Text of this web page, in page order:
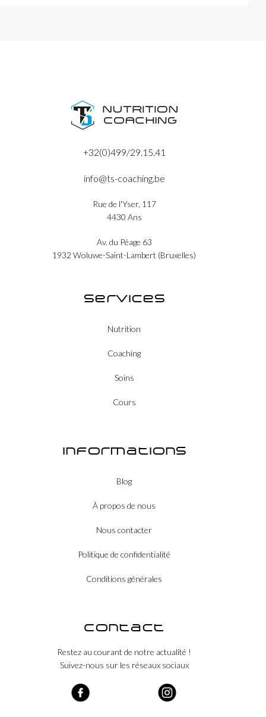
+32(0)499/29.15.41
info@ts-coaching.be
Rue de l'Yser, 117
4430 Ans
Av. du Péage 63
1932 Woluwe-Saint-Lambert (Bruxelles)
Services
Nutrition
Coaching
Soins
Cours
Informations
Blog
À propos de nous
Nous contacter
Politique de confidentialité
Conditions générales
Contact
Restez au courant de notre actualité !
Suivez-nous sur les réseaux sociaux